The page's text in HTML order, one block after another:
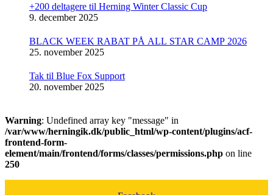
+200 deltagere til Herning Winter Classic Cup
9. december 2025
BLACK WEEK RABAT PÅ ALL STAR CAMP 2026
25. november 2025
Tak til Blue Fox Support
20. november 2025
Warning: Undefined array key "message" in
/var/www/herningik.dk/public_html/wp-content/plugins/acf-
frontend-form-
element/main/frontend/forms/classes/permissions.php on line
250